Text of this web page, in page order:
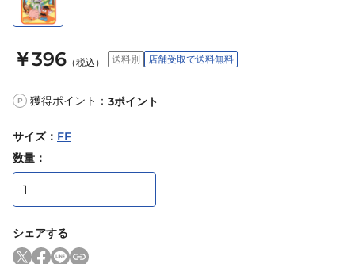
￥396 （税込） 送料別 店舗受取で送料無料
P 獲得ポイント： 3ポイント
サイズ： FF
数量：
シェアする